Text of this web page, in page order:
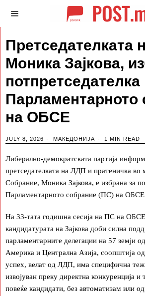
Претседателката
Моника Зајкова,
потпретседателка
Парламентарното
на ОБСЕ
JULY 8, 2026 МАКЕДОНИЈА 1 MIN READ
Либерално-демократската партија
претседателката на ЛДП и пратеничка во
Собрание, Моника Зајкова, е избрана за
Парламентарното собрание (ПС) на
На 33-тата годишна сесија на ПС на ОБСЕ
кандидатурата на Зајкова доби силна
парламентарните делегации на 57 земји
Америка и Централна Азија, соопштија од
успех, велат од ЛДП, има специфична
извојуван преку директна конкуренција и
повеќе кандидати, без автоматизам или